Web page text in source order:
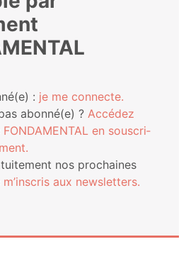
: je me connecte.
abonné(e) ? Accé­dez
en sous­cri­
nos pro­chaines
m’ins­cris aux newsletters.